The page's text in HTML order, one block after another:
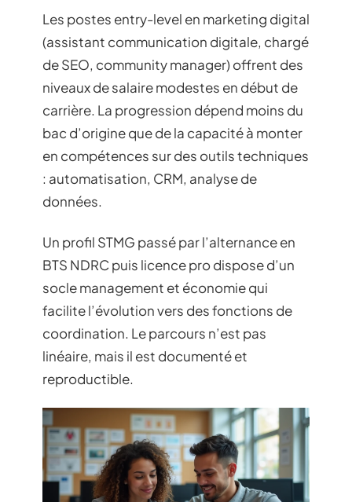
Les postes entry-level en marketing digital
(assistant communication digitale, chargé
de SEO, community manager) offrent des
niveaux de salaire modestes en début de
carrière. La progression dépend moins du
bac d’origine que de la capacité à monter
en compétences sur des outils techniques
: automatisation, CRM, analyse de
données.
Un profil STMG passé par l’alternance en
BTS NDRC puis licence pro dispose d’un
socle management et économie qui
facilite l’évolution vers des fonctions de
coordination. Le parcours n’est pas
linéaire, mais il est documenté et
reproductible.